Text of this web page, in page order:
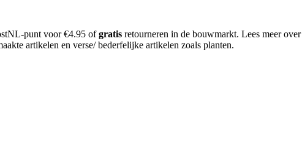
punt voor €4.95 ofgratis retourneren in de bouwmarkt. Lees meer over
artikelen en verse/ bederfelijke artikelen zoals planten.